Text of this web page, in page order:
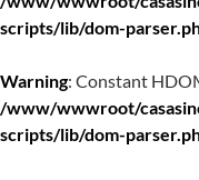
scripts/lib/dom-
Warning: Constant
/www/wwwroot/
scripts/lib/dom-